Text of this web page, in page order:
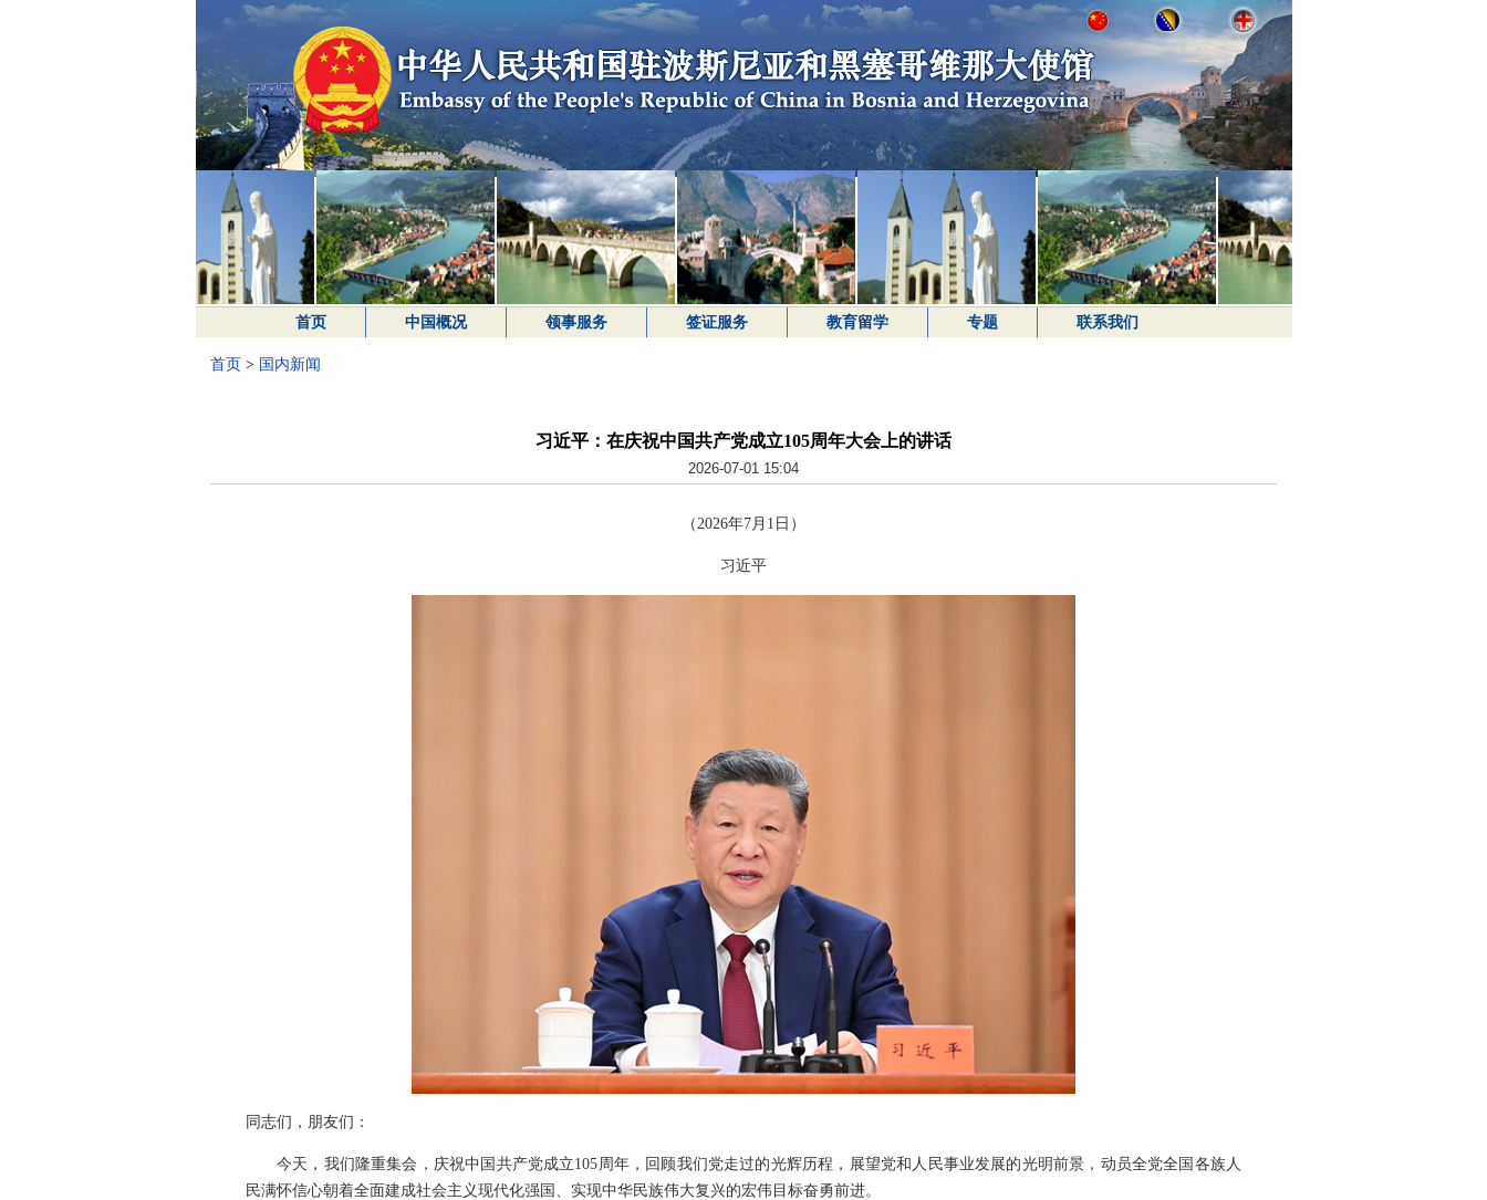
首页 中国概况 领事服务 签证服务 教育留学 专题 联系我们
首页 > 国内新闻
​习近平：在庆祝中国共产党成立105周年大会上的讲话
2026-07-01 15:04
（2026年7月1日）
习近平
同志们，朋友们：
今天，我们隆重集会，庆祝中国共产党成立105周年，回顾我们党走过的光辉历程，展望党和人民事业发展的光明前景，动员全党全国各族人
民满怀信心朝着全面建成社会主义现代化强国、实现中华民族伟大复兴的宏伟目标奋勇前进。